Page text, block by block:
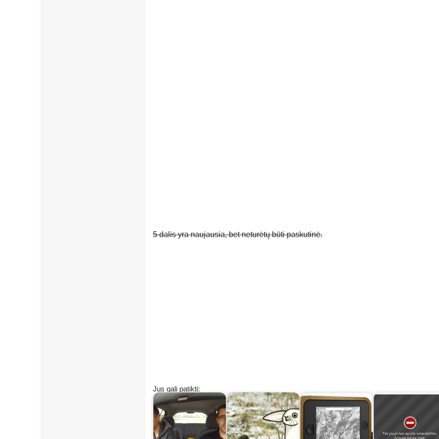
5 dalis yra naujausia, bet neturėtų būti paskutinė.
Jus gali patikti: